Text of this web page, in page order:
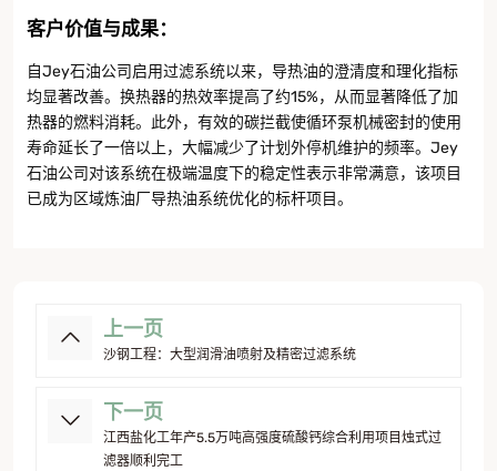
客户价值与成果：
自Jey石油公司启用过滤系统以来，导热油的澄清度和理化指标
均显著改善。换热器的热效率提高了约15%，从而显著降低了加
热器的燃料消耗。此外，有效的碳拦截使循环泵机械密封的使用
寿命延长了一倍以上，大幅减少了计划外停机维护的频率。Jey
石油公司对该系统在极端温度下的稳定性表示非常满意，该项目
已成为区域炼油厂导热油系统优化的标杆项目。
上一页
沙钢工程：大型润滑油喷射及精密过滤系统
下一页
江西盐化工年产5.5万吨高强度硫酸钙综合利用项目烛式过
滤器顺利完工